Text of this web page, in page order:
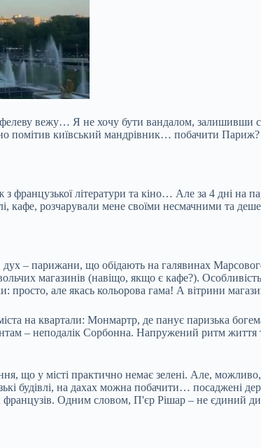
вежу… Я не хочу бути вандалом, залишивши
помітив київський мандрівник… побачити Париж?
французької літератури та кіно… Але за 4 дні на
кафе, розчарували мене своїми несмачними та
– парижани, що обідають на галявинах
магазинів (навіщо, якщо є кафе?).
але якась кольорова гама! А вітрини
на квартали: Монмартр, де панує паризька
– неподалік Сорбонна. Напружений ритм
що у місті практично немає зелені. Але,
будівлі, на дахах можна побачити… посаджені
Одним словом, П'єр Рішар – не єдиний